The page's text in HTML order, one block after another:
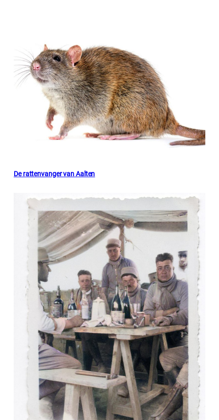
De rattenvanger van Aalten